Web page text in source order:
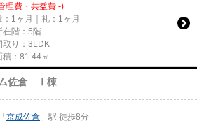
理費・共益費 -)
：1ヶ月｜礼：1ヶ月
在階：5階
取り：3LDK
積：81.44㎡
ム佐倉 Ⅰ棟
「京成佐倉 」駅 徒歩8分